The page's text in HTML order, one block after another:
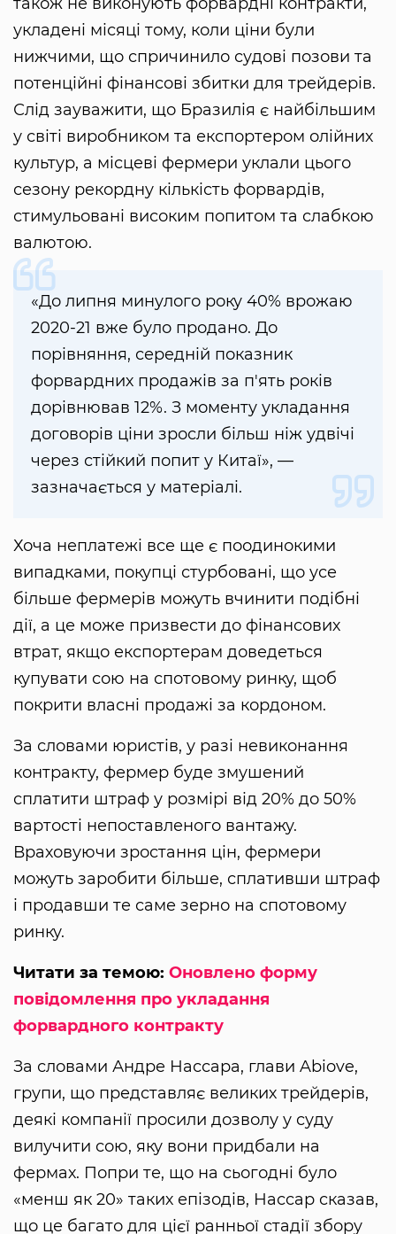
також не виконують форвардні контракти,
укладені місяці тому, коли ціни були
нижчими, що спричинило судові позови та
потенційні фінансові збитки для трейдерів.
Слід зауважити, що Бразилія є найбільшим
у світі виробником та експортером олійних
культур, а місцеві фермери уклали цього
сезону рекордну кількість форвардів,
стимульовані високим попитом та слабкою
валютою.
«До липня минулого року 40% врожаю
2020-21 вже було продано. До
порівняння, середній показник
форвардних продажів за п'ять років
дорівнював 12%. З моменту укладання
договорів ціни зросли більш ніж удвічі
через стійкий попит у Китаї», —
зазначається у матеріалі.
Хоча неплатежі все ще є поодинокими
випадками, покупці стурбовані, що усе
більше фермерів можуть вчинити подібні
дії, а це може призвести до фінансових
втрат, якщо експортерам доведеться
купувати сою на спотовому ринку, щоб
покрити власні продажі за кордоном.
За словами юристів, у разі невиконання
контракту, фермер буде змушений
сплатити штраф у розмірі від 20% до 50%
вартості непоставленого вантажу.
Враховуючи зростання цін, фермери
можуть заробити більше, сплативши штраф
і продавши те саме зерно на спотовому
ринку.
Читати за темою: Оновлено форму
повідомлення про укладання
форвардного контракту
За словами Андре Нассара, глави Abiove,
групи, що представляє великих трейдерів,
деякі компанії просили дозволу у суду
вилучити сою, яку вони придбали на
фермах. Попри те, що на сьогодні було
«менш як 20» таких епізодів, Нассар сказав,
що це багато для цієї ранньої стадії збору